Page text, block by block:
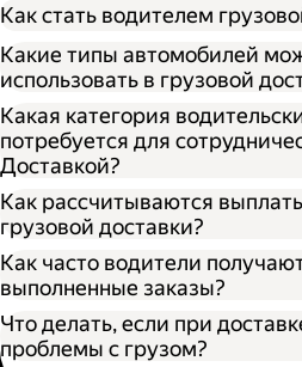
Как стать водителем
Какие типы автомобилей
использовать в грузовой
S — от 170 × 100 × 90 см
M — от 260 × 130 × 150 см
L — от 380 × 180 × 180 см
XL — от 400 × 190 × 200
Какая категория
потребуется для
Доставкой?
Как рассчитываются
грузовой доставки?
Как часто водители
выполненные заказы?
Что делать, если при
проблемы с грузом?